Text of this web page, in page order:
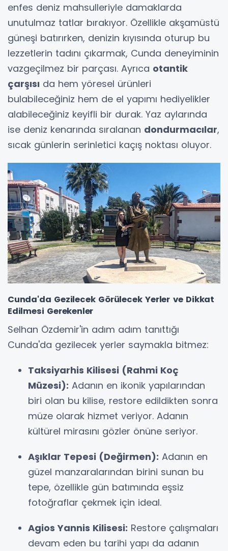
enfes deniz mahsulleriyle damaklarda
unutulmaz tatlar bırakıyor. Özellikle akşamüstü
güneşi batırırken, denizin kıyısında oturup bu
lezzetlerin tadını çıkarmak, Cunda deneyiminin
vazgeçilmez bir parçası. Ayrıca otantik
çarşısı da hem yöresel ürünleri
bulabileceğiniz hem de el yapımı hediyelikler
alabileceğiniz keyifli bir durak. Yaz aylarında
ise deniz kenarında sıralanan dondurmacılar,
sıcak günlerin serinletici kaçış noktası oluyor.
Cunda'da Gezilecek Görülecek Yerler ve Dikkat
Edilmesi Gerekenler
Selhan Özdemir'in adım adım tanıttığı
Cunda'da gezilecek yerler saymakla bitmez:
Taksiyarhis Kilisesi (Rahmi Koç
Müzesi): Adanın en ikonik yapılarından
biri olan bu kilise, restore edildikten sonra
müze olarak hizmet veriyor. Adanın
kültürel mirasını gözler önüne seriyor.
Aşıklar Tepesi (Değirmen): Adanın en
güzel manzaralarından birini sunan bu
tepe, özellikle gün batımında eşsiz
fotoğraflar çekmek için ideal.
Agios Yannis Kilisesi: Restore çalışmaları
devam eden bu tarihi yapı da adanın